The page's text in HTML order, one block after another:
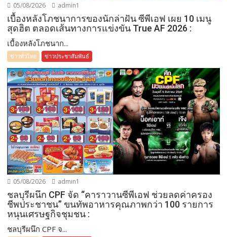
05/08/2026 admin1
เบื้องหลังโภชนาการของนักล่าฝัน ซีพีเอฟ เผย 10 เมนู
สุดฮิต ตลอดเส้นทางการแข่งขัน True AF 2026 :
เบื้องหลังโภชนาก...
ข่าวทั่วไทย ข่าวประชาสัมพันธ์
05/08/2026 admin1
ชลบุรีผนึก CPF จัด “คาราวานซีพีเอฟ ช่วยลดค่าครอง
ชีพประชาชน” ขนทัพอาหารคุณภาพกว่า 100 รายการ
หนุนเศรษฐกิจชุมชน :
ชลบุรีผนึก CPF จ...